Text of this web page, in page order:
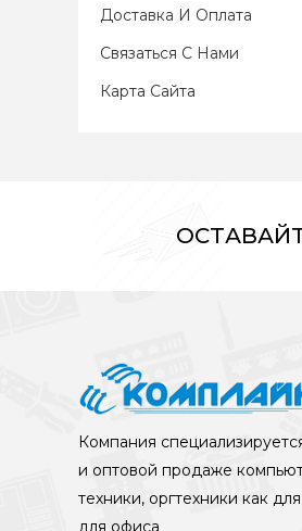
Доставка И Оплата
Связаться С Нами
Карта Сайта
Компания
и оптовой продаже
техники, оргтехники как
для офиса